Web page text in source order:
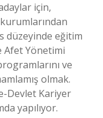
için,
düzeyinde eğitim
Afet Yönetimi
ve
olmak.
Devlet Kariyer
yapılıyor.